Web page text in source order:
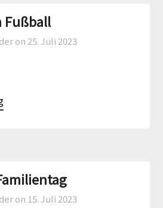
Fußball
on 25. Juli 2023
on 15. Juli 2023